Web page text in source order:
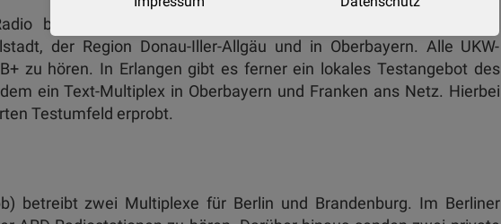
betreibt darüber hinaus regionale Privatradio-Plattformen in
der Region Donau-Iller-Allgäu und in Oberbayern. Alle UKW-
zu hören. In Erlangen gibt es ferner ein lokales Testangebot des
ein Text-Multiplex in Oberbayern und Franken ans Netz. Hierbei
Testumfeld erprobt.
betreibt zwei Multiplexe für Berlin und Brandenburg. Im Berliner